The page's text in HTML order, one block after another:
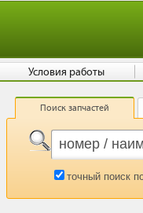
Поиск запчастей
точный поиск
Условия работы